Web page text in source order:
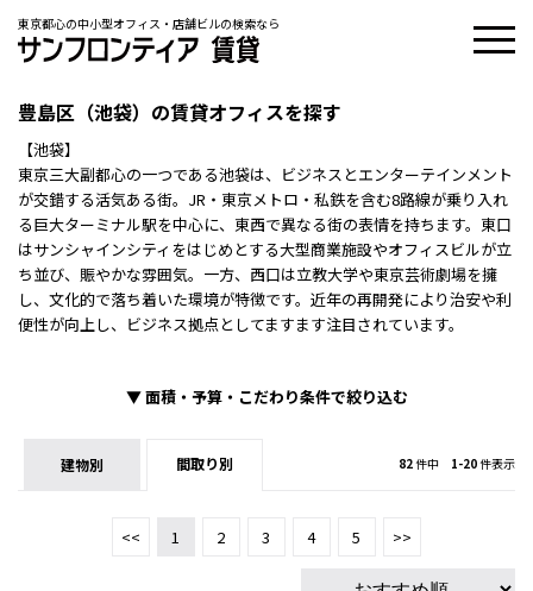
東京都心の中小型オフィス・店舗ビルの検索なら
豊島区（池袋）の賃貸オフィスを探す
【池袋】
東京三大副都心の一つである池袋は、ビジネスとエンターテインメント
が交錯する活気ある街。JR・東京メトロ・私鉄を含む8路線が乗り入れ
る巨大ターミナル駅を中心に、東西で異なる街の表情を持ちます。東口
はサンシャインシティをはじめとする大型商業施設やオフィスビルが立
ち並び、賑やかな雰囲気。一方、西口は立教大学や東京芸術劇場を擁
し、文化的で落ち着いた環境が特徴です。近年の再開発により治安や利
便性が向上し、ビジネス拠点としてますます注目されています。
▼面積・予算・こだわり条件で絞り込む
建物別 間取り別 82件中 1-20件表示
<< 1 2 3 4 5 >>